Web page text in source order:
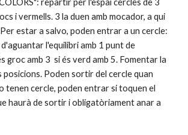
repartir per l'espai cercles de 3
i vermells. 3 la duen amb mocador, a qui
estar a salvo, poden entrar a un cercle:
l'equilibri amb 1 punt de
groc amb 3  si és verd amb 5. Fomentar la
Poden sortir del cercle quan
tenen cercle, poden entrar si toquen el
haurà de sortir i obligatòriament anar a